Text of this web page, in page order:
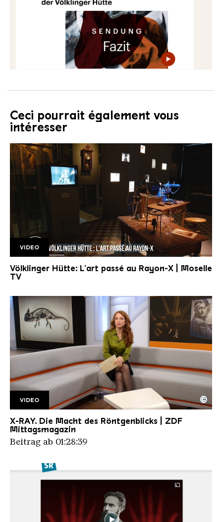
Ceci pourrait également vous
intéresser
La Boite de M.Alice
VIDEO
Völklinger Hütte: L'art passé au Rayon-X | Moselle
TV
ZDF MIttagsmagazin 21.11.2025
Copyright: ZDF
©
VIDEO
X-RAY. Die Macht des Röntgenblicks | ZDF
Mittagsmagazin
Beitrag ab 01:28:39